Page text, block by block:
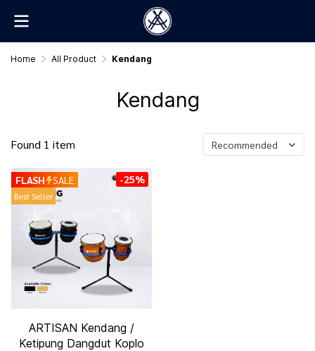
Home All Product Kendang
Kendang
Found 1 item Recommended
FLASH SALE
Best Seller
-25%
ARTISAN Kendang /
Ketipung Dangdut Koplo